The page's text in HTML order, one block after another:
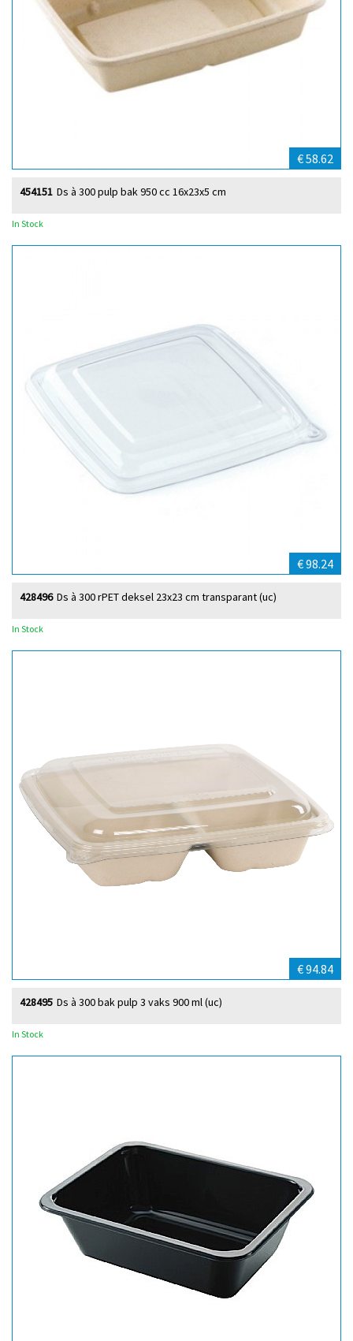
€ 58.62
Ds à 300 pulp bak 950 cc 16x23x5 cm
454151
In Stock
€ 98.24
Ds à 300 rPET deksel 23x23 cm transparant (uc)
428496
In Stock
€ 94.84
Ds à 300 bak pulp 3 vaks 900 ml (uc)
428495
In Stock